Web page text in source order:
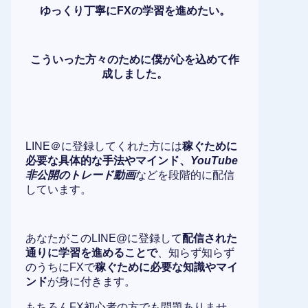
ゆっくり丁寧にFXの学習を進めたい。
こういった方々のために僕が心を込めて作
成しました。
LINE＠に登録してくれた方には稼ぐために
必要な具体的な手法やマインド、 YouTube
非公開のトレード動画などを段階的に配信
しています。
あなたがこのLINE@に登録して配信された
通りに学習を進めることで、知らず知らず
のうちにFXで稼ぐために必要な知識やマイ
ンドが身に付きます。